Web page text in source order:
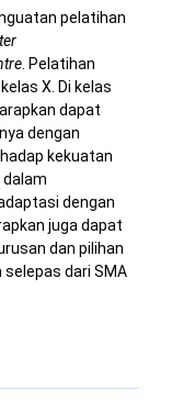
pelatihan
. Pelatihan
X. Di kelas
dapat
dengan
kekuatan
dengan
juga dapat
dan pilihan
dari SMA